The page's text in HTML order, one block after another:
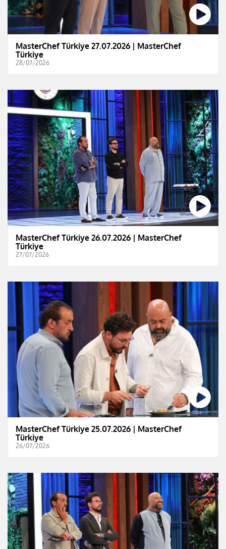
MasterChef Türkiye 27.07.2026 | MasterChef
Türkiye
28/07/2026
MasterChef Türkiye 26.07.2026 | MasterChef
Türkiye
27/07/2026
MasterChef Türkiye 25.07.2026 | MasterChef
Türkiye
26/07/2026